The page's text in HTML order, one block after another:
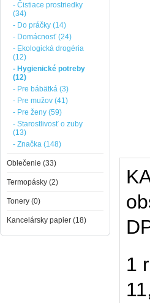
- Čistiace prostriedky
(34)
- Do práčky (14)
- Domácnosť (24)
- Ekologická drogéria
(12)
- Hygienické potreby
(12)
- Pre bábätká (3)
- Pre mužov (41)
- Pre ženy (59)
- Starostlivosť o zuby
(13)
- Značka (148)
Oblečenie (33)
Termopásky (2)
Tonery (0)
Kancelársky papier (18)
1